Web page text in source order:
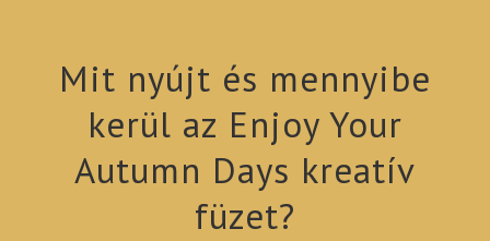
Mit nyújt és mennyibe
kerül az Enjoy Your
Autumn Days kreatív
füzet?